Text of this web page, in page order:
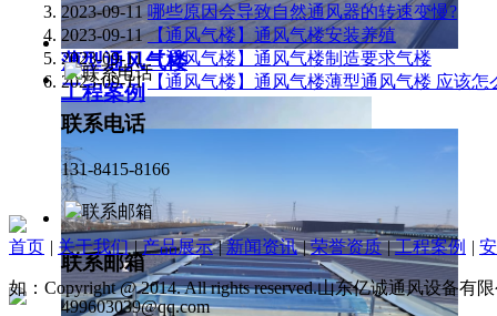
薄型通风气楼
工程案例
2023-09-11 哪些原因会导致自然通风器的转速变慢?
2023-09-11 【通风气楼】通风气楼安装养殖
2023-09-11 【通风气楼】通风气楼制造要求气楼
2023-09-11 【通风气楼】通风气楼薄型通风气楼 应该怎
联系电话
131-8415-8166
联系邮箱
499603039@qq.com
首页 | 关于我们 | 产品展示 | 新闻资讯 | 荣誉资质 | 工程案例 |
如：Copyright @ 2014. All rights reserved.山东亿诚通风设备有